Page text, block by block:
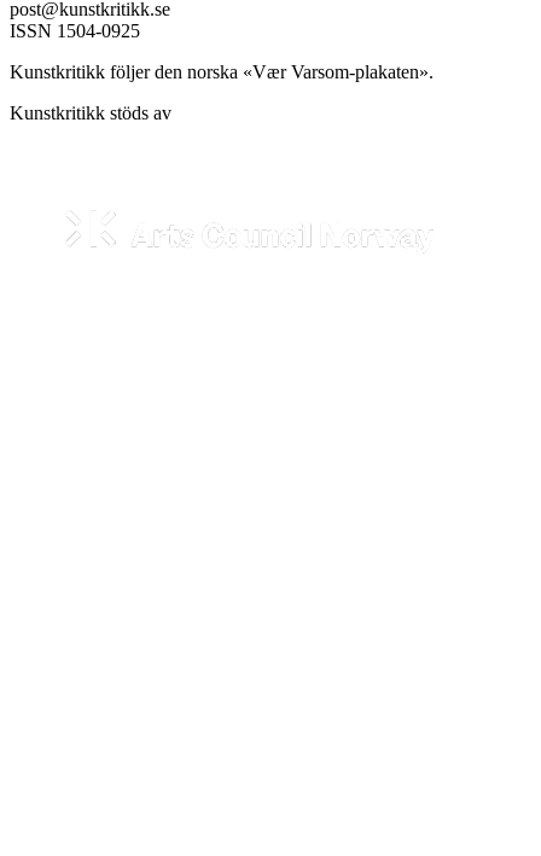
post@kunstkritikk.se
ISSN 1504-0925
Kunstkritikk följer den norska «Vær Varsom-plakaten».
Kunstkritikk stöds av